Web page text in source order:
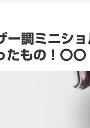
ー調ミニシ
もの！〇〇